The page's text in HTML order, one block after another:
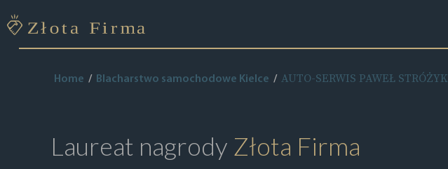
Home Blacharstwo samochodowe Kielce AUTO-SERWIS PAWEŁ STRÓŻYK
Laureat nagrody Złota Firma